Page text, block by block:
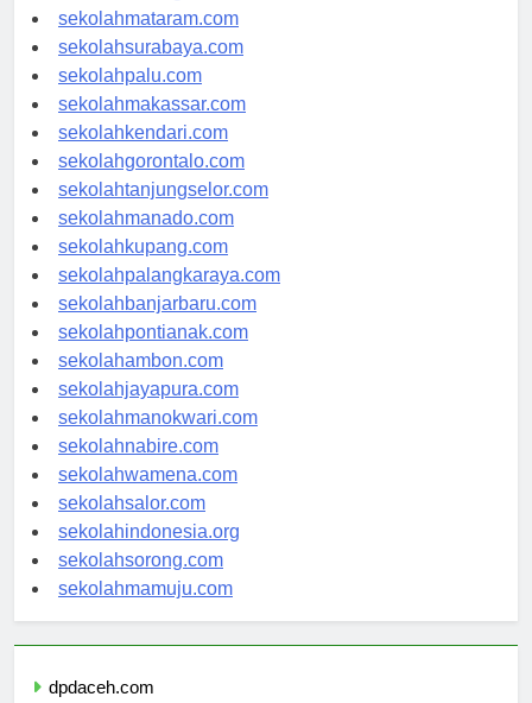
sekolahserang.com
sekolahmataram.com
sekolahsurabaya.com
sekolahpalu.com
sekolahmakassar.com
sekolahkendari.com
sekolahgorontalo.com
sekolahtanjungselor.com
sekolahmanado.com
sekolahkupang.com
sekolahpalangkaraya.com
sekolahbanjarbaru.com
sekolahpontianak.com
sekolahambon.com
sekolahjayapura.com
sekolahmanokwari.com
sekolahnabire.com
sekolahwamena.com
sekolahsalor.com
sekolahindonesia.org
sekolahsorong.com